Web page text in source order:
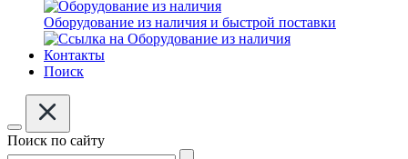
Оборудование из наличия и быстрой поставки
Контакты
Поиск
Поиск по сайту